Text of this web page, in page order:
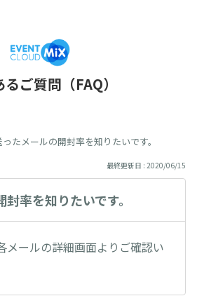
ご質問（FAQ）
ったメールの開封率を知りたいです。
最終更新日 : 2020/06/15
率を知りたいです。
メールの詳細画面よりご確認い